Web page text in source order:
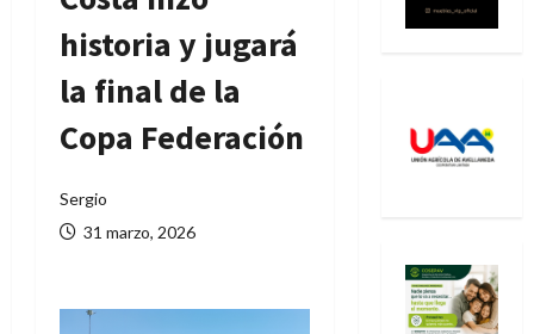
historia y jugará
la final de la
Copa Federación
Sergio
31 marzo, 2026